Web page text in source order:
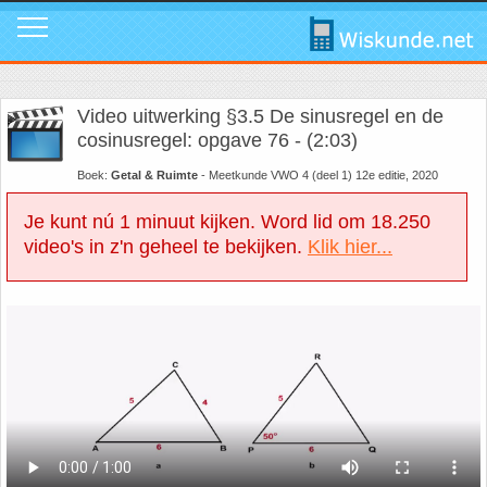
Video uitwerking §3.5 De sinusregel en de
cosinusregel: opgave 76 - (2:03)
Boek: Getal & Ruimte - Meetkunde VWO 4 (deel 1) 12e editie, 2020
Je kunt nú 1 minuut kijken. Word lid om 18.250
video's in z'n geheel te bekijken. Klik hier...
Mavo
Mavo4: Hoofdstuk 1: Statistiek en kans
Mavo4: Hoofdstuk 3: Afstanden en hoeken
Mavo4: Hoofdstuk 4: Grafieken en vergelijkingen
Mavo4: Hoofdstuk 6: Vlakke figuren
Mavo4: Hoofdstuk 7: Verbanden
Mavo4: Hoofdstuk 8: Ruimtemeetkunde
Calculators
Geogebra
WolframAlpha
1. ABC Formule
2. Cosinusregel
3. De Gulden Snede
4. De normale verdeling
6. Driehoek van Pascal
8. Het getal nul
In de media
Instagram
Tik Tok
Facebook
Mail ons
Promo video
Download poster
Review ons
Over deze site
Promotie
Instagram
Tik Tok
Facebook
LinkedIn